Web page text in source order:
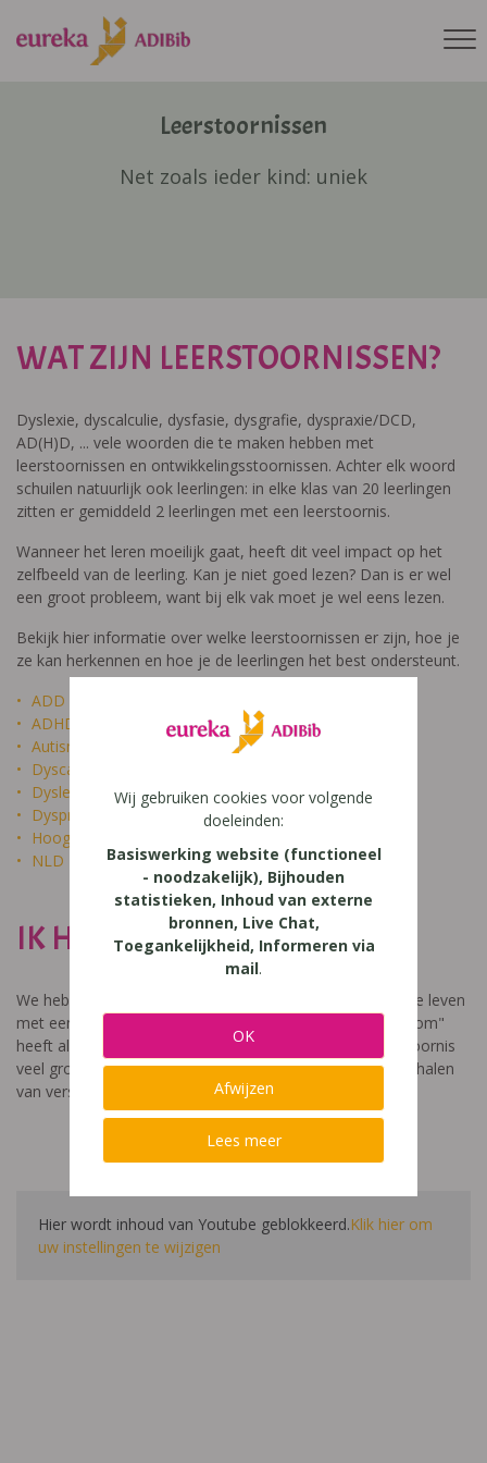
Leerstoornissen
Net zoals ieder kind: uniek
WAT ZIJN LEERSTOORNISSEN?
Dyslexie, dyscalculie, dysfasie, dysgrafie, dyspraxie/DCD,
AD(H)D, ... vele woorden die te maken hebben met
leerstoornissen en ontwikkelingsstoornissen. Achter elk woord
schuilen natuurlijk ook leerlingen: in elke klas van 20 leerlingen
zitten er gemiddeld 2 leerlingen met een leerstoornis.
Wanneer het leren moeilijk gaat, heeft dit veel impact op het
zelfbeeld van de leerling. Kan je niet goed lezen? Dan is er wel
een groot probleem, want bij elk vak moet je wel eens lezen.
Bekijk hier informatie over welke leerstoornissen er zijn, hoe je
ze kan herkennen en hoe je de leerlingen het best ondersteunt.
ADD
ADHD
Autisme
Dyscalculie
Dyslexie
Dyspraxie
Hoogbegaafdheid
NLD
IK HEET NIET DOM
We hebben een video gemaakt die toont hoe het is om te leven
met een leerstoornis. De film met als titel: "Ik heet niet dom"
heeft als doel aan te tonen dat de impact van een leerstoornis
veel groter is dan enkel wat je ziet in de klas. Je hoort verhalen
van verschillende leerlingen en ouders.
Hier wordt inhoud van Youtube geblokkeerd.Klik hier om
uw instellingen te wijzigen
Wij gebruiken cookies voor volgende
doeleinden:
Basiswerking website (functioneel
- noodzakelijk), Bijhouden
statistieken, Inhoud van externe
bronnen, Live Chat,
Toegankelijkheid, Informeren via
mail.
OK
Afwijzen
Lees meer